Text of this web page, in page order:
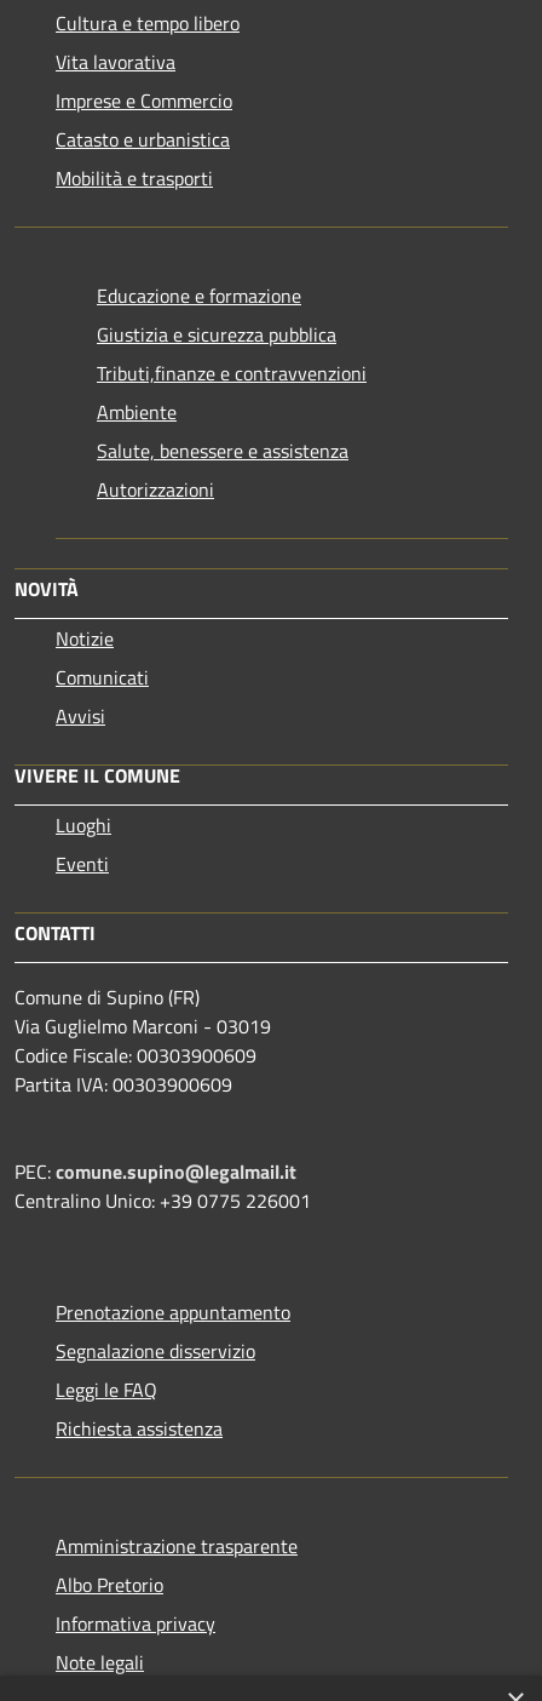
Cultura e tempo libero
Vita lavorativa
Imprese e Commercio
Catasto e urbanistica
Mobilità e trasporti
Educazione e formazione
Giustizia e sicurezza pubblica
Tributi,finanze e contravvenzioni
Ambiente
Salute, benessere e assistenza
Autorizzazioni
NOVITÀ
Notizie
Comunicati
Avvisi
VIVERE IL COMUNE
Luoghi
Eventi
CONTATTI
Comune di Supino (FR)
Via Guglielmo Marconi - 03019
Codice Fiscale: 00303900609
Partita IVA: 00303900609
PEC:comune.supino@legalmail.it
Centralino Unico: +39 0775 226001
Prenotazione appuntamento
Segnalazione disservizio
Leggi le FAQ
Richiesta assistenza
Amministrazione trasparente
Albo Pretorio
Informativa privacy
Note legali